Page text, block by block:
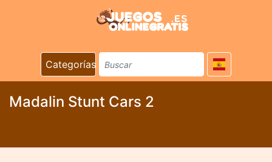
Categorías
Madalin Stunt Cars 2